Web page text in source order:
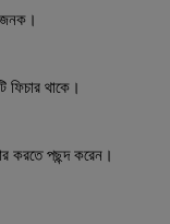
ফিচার থাকে।
করতে পছন্দ করেন।